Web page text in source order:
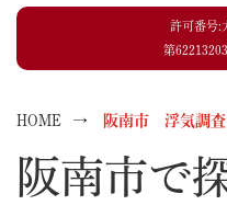
許可番号:
第
HOME 阪南市 浮気調査
阪南市で